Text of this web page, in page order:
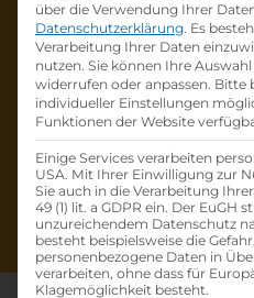
au Schwerpunkt
BILLA AGist schon
Firmenprofil besuchen
Andere Lehrstelle
über die Verwendung Ihrer
Datenschutzerklärung. Es
Verarbeitung Ihrer Daten
nutzen. Sie können Ihre
widerrufen oder anpassen. Bitte
individueller Einstellungen
Funktionen der Website
Einige Services verarbeiten
USA. Mit Ihrer Einwilligung zur
Sie auch in die Verarbeitung
49 (1) lit. a GDPR ein. Der EuGH
unzureichendem Datenschutz
besteht beispielsweise die
personenbezogene Daten in
verarbeiten, ohne dass für
Klagemöglichkeit besteht.